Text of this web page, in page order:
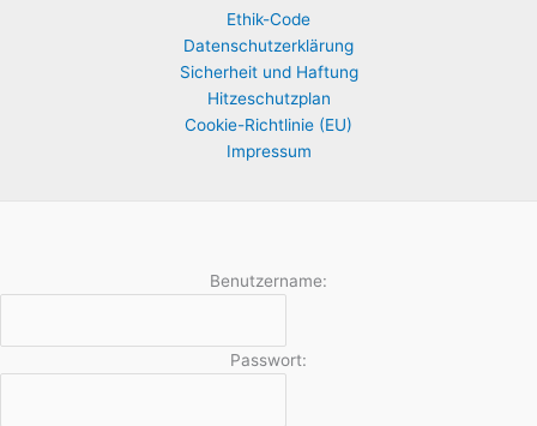
Ethik-Code
Datenschutzerklärung
Sicherheit und Haftung
Hitzeschutzplan
Cookie-Richtlinie (EU)
Impressum
Benutzername:
Passwort: